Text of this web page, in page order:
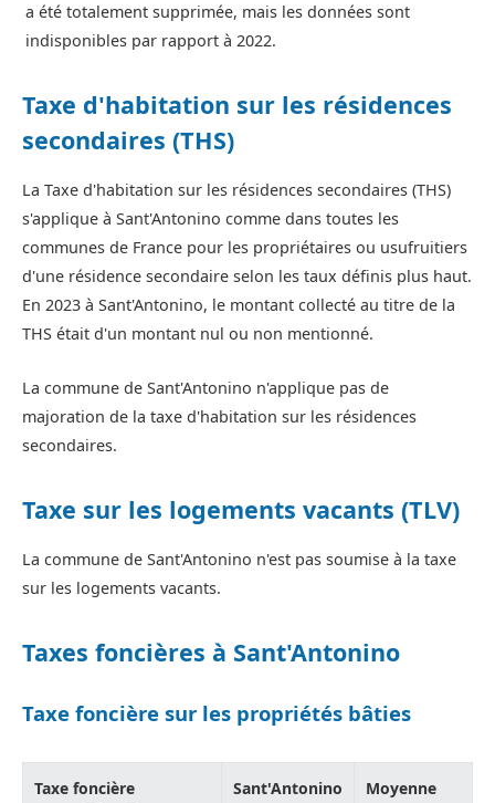
a été totalement supprimée, mais les données sont
indisponibles par rapport à 2022.
Taxe d'habitation sur les résidences
secondaires (THS)
La Taxe d'habitation sur les résidences secondaires (THS)
s'applique à Sant'Antonino comme dans toutes les
communes de France pour les propriétaires ou usufruitiers
d'une résidence secondaire selon les taux définis plus haut.
En 2023 à Sant'Antonino, le montant collecté au titre de la
THS était d'un montant nul ou non mentionné.
La commune de Sant'Antonino n'applique pas de
majoration de la taxe d'habitation sur les résidences
secondaires.
Taxe sur les logements vacants (TLV)
La commune de Sant'Antonino n'est pas soumise à la taxe
sur les logements vacants.
Taxes foncières à Sant'Antonino
Taxe foncière sur les propriétés bâties
Taxe foncière
Sant'Antonino
Moyenne